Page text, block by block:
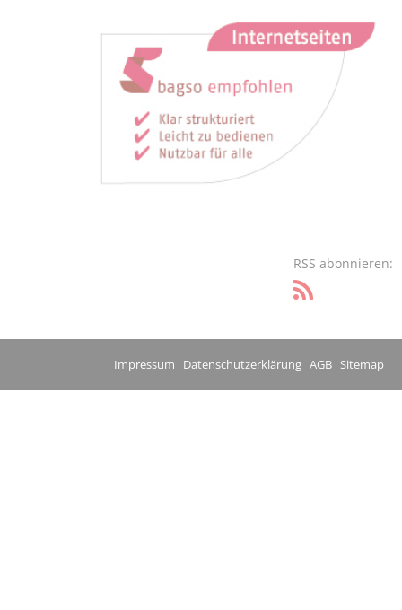
RSS abonnieren:
Impressum Datenschutzerklärung AGB Sitemap